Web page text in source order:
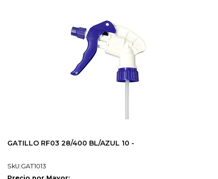
GATILLO RF03 28/400 BL/AZUL 10 -
SkU:GAT1013